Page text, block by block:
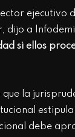
ejecutivo
dijo a
si ellos
que la
debe